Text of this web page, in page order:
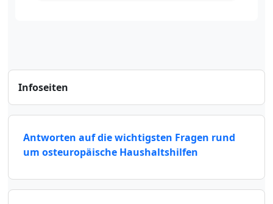
Infoseiten
Antworten auf die wichtigsten Fragen rund
um osteuropäische Haushaltshilfen